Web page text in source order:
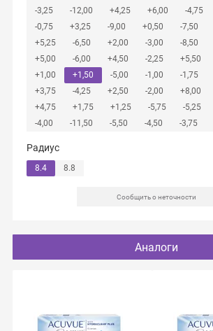
-3,25
-12,00 +4,25 +6,00 -4,75
-0,75
+3,25 -9,00 +0,50 -7,50
+5,25
-6,50 +2,00 -3,00 -8,50
+5,00
-6,00 +4,50 -2,25 +5,50
+1,00
+1,50 -5,00 -1,00 -1,75
+3,75
-4,25 +2,50 -2,00 +8,00
+4,75
+1,75 +1,25 -5,75 -5,25
-4,00
-11,50 -5,50 -4,50 -3,75
Радиус
8.4 8.8
Сообщить о неточности
Аналоги